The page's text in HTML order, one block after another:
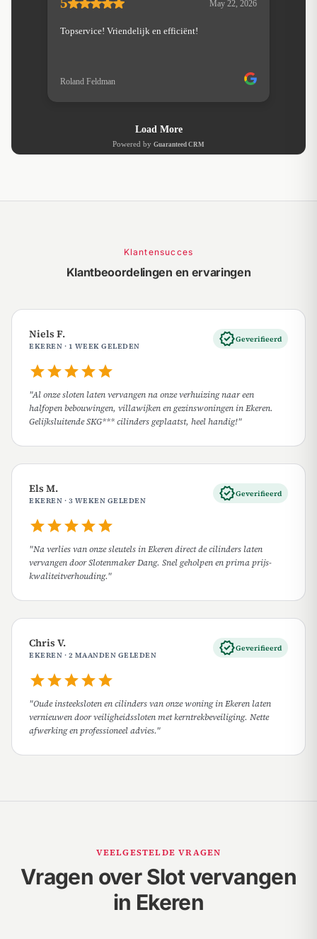
Klantensucces
Klantbeoordelingen en ervaringen
Niels F.
EKEREN · 1 WEEK GELEDEN verifiedGeverifieerd
starstarstarstarstar
"Al onze sloten laten vervangen na onze verhuizing naar een
halfopen bebouwingen, villawijken en gezinswoningen in Ekeren.
Gelijksluitende SKG*** cilinders geplaatst, heel handig!"
Els M.
EKEREN · 3 WEKEN GELEDEN verifiedGeverifieerd
starstarstarstarstar
"Na verlies van onze sleutels in Ekeren direct de cilinders laten
vervangen door Slotenmaker Dang. Snel geholpen en prima prijs-
kwaliteitverhouding."
Chris V.
EKEREN · 2 MAANDEN GELEDEN verifiedGeverifieerd
starstarstarstarstar
"Oude insteeksloten en cilinders van onze woning in Ekeren laten
vernieuwen door veiligheidssloten met kerntrekbeveiliging. Nette
afwerking en professioneel advies."
VEELGESTELDE VRAGEN
Vragen over Slot vervangen
in Ekeren